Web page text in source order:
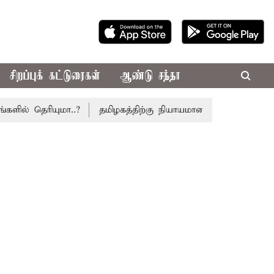
சிறப்புக் கட்டுரைகள் ஆண்டு சந்தா
தமிழகத்திற்கு நியாயமான வரிப்பகிர்வு கோரி